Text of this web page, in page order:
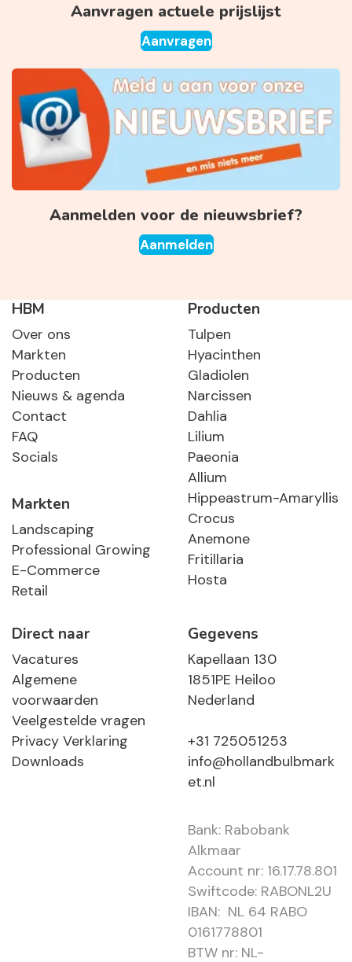
Aanvragen actuele prijslijst
Aanvragen
Aanmelden voor de nieuwsbrief?
Aanmelden
HBM
Over ons
Markten
Producten
Nieuws & agenda
Contact
FAQ
Socials
Markten
Landscaping
Professional Growing
E-Commerce
Retail
Producten
Tulpen
Hyacinthen
Gladiolen
Narcissen
Dahlia
Lilium
Paeonia
Allium
Hippeastrum-Amaryllis
Crocus
Anemone
Fritillaria
Hosta
Direct naar
Vacatures
Algemene
voorwaarden
Veelgestelde vragen
Privacy Verklaring
Downloads
Gegevens
Kapellaan 130
1851PE Heiloo
Nederland
+31 725051253
info@hollandbulbmark
et.nl
Bank: Rabobank
Alkmaar
Account nr: 16.17.78.801
Swiftcode: RABONL2U
IBAN: NL 64 RABO
0161778801
BTW nr: NL-